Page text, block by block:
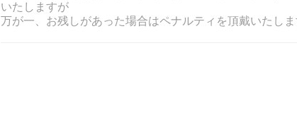
いたしますが
万が一、お残しがあった場合はペナルティを頂戴いたしま